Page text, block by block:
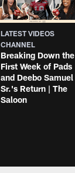
LATEST VIDEOS
CHANNEL
Breaking Down the
First Week of Pads
and Deebo Samuel
Sr.'s Return | The
Saloon